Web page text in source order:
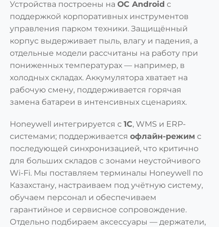
Устройства построены на ОС Android с
поддержкой корпоративных инструментов
управления парком техники. Защищённый
корпус выдерживает пыль, влагу и падения, а
отдельные модели рассчитаны на работу при
пониженных температурах — например, в
холодных складах. Аккумулятора хватает на
рабочую смену, поддерживается горячая
замена батареи в интенсивных сценариях.
Honeywell интегрируется с 1С, WMS и ERP-
системами; поддерживается офлайн-режим с
последующей синхронизацией, что критично
для больших складов с зонами неустойчивого
Wi-Fi. Мы поставляем терминалы Honeywell по
Казахстану, настраиваем под учётную систему,
обучаем персонал и обеспечиваем
гарантийное и сервисное сопровождение.
Отдельно подбираем аксессуары — держатели,